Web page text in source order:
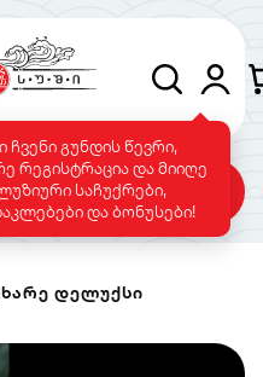
ჩვენი გუნდის წევრი,
რეგისტრაცია და მიიღე
საჩუქრები,
და ბონუსები!
დელუქსი